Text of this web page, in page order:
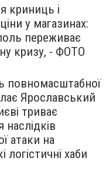
криниць і
у магазинах:
переживає
кризу, - ФОТО
повномасштабної
Ярославський
триває
наслідків
атаки на
логістичні хаби